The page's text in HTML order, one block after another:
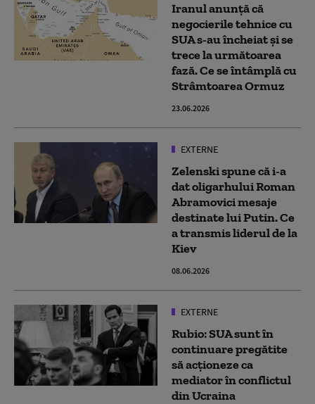
Iranul anunţă că
negocierile tehnice cu
SUA s-au încheiat şi se
trece la următoarea
fază. Ce se întâmplă cu
Strâmtoarea Ormuz
23.06.2026
EXTERNE
Zelenski spune că i-a
dat oligarhului Roman
Abramovici mesaje
destinate lui Putin. Ce
a transmis liderul de la
Kiev
08.06.2026
EXTERNE
Rubio: SUA sunt în
continuare pregătite
să acţioneze ca
mediator în conflictul
din Ucraina